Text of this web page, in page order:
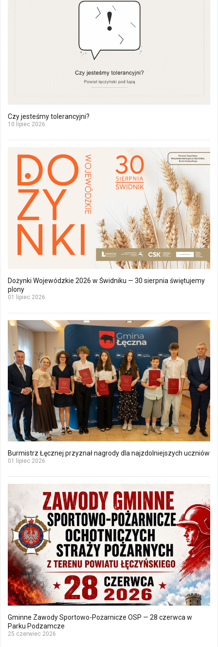
Czy jesteśmy tolerancyjni?
10 lipiec 2026
Dożynki Wojewódzkie 2026 w Świdniku — 30 sierpnia świętujemy
plony
01 lipiec 2026
Burmistrz Łęcznej przyznał nagrody dla najzdolniejszych uczniów
01 lipiec 2026
Gminne Zawody Sportowo-Pożarnicze OSP — 28 czerwca w
Parku Podzamcze
25 czerwiec 2026